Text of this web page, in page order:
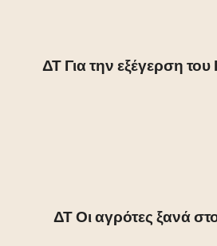
ΔΤ Για την εξέγερση
ΔΤ Οι αγρότες ξανά